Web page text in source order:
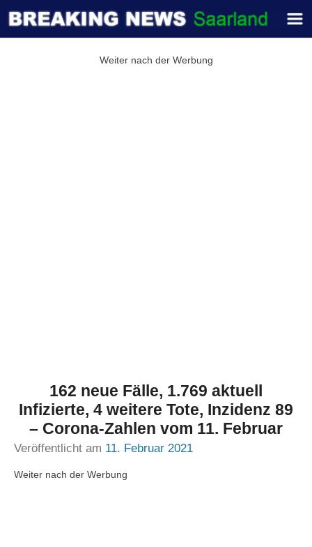
Weiter nach der Werbung
162 neue Fälle, 1.769 aktuell
Infizierte, 4 weitere Tote, Inzidenz 89
– Corona-Zahlen vom 11. Februar
Veröffentlicht am 11. Februar 2021
Weiter nach der Werbung